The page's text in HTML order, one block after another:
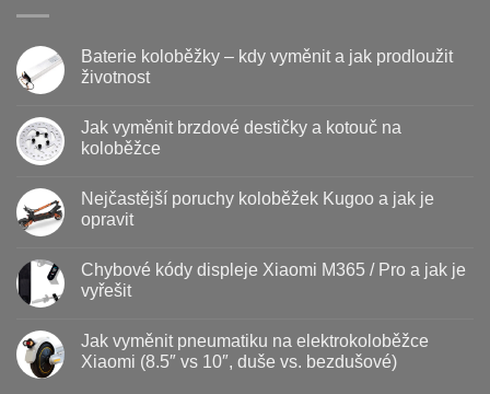
Baterie koloběžky – kdy vyměnit a jak prodloužit
životnost
textu
s
koloběžky
kdy
jak
prodloužit
životnost
Jak vyměnit brzdové destičky a kotouč na
koloběžce
u
textu
s
vyměnit
brzdové
destičky
na
koloběžce
Nejčastější poruchy koloběžek Kugoo a jak je
opravit
u
textu
s
poruchy
koloběžek
Kugoo
Chybové kódy displeje Xiaomi M365 / Pro a jak je
vyřešit
textu
s
Jak vyměnit pneumatiku na elektrokoloběžce
Xiaomi (8.5″ vs 10″, duše vs. bezdušové)